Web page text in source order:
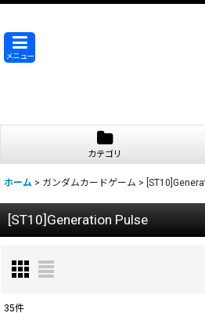
メニュー
カテゴリ
ホーム > ガンダムカードゲーム >
[ST10]Generation Pulse
35件